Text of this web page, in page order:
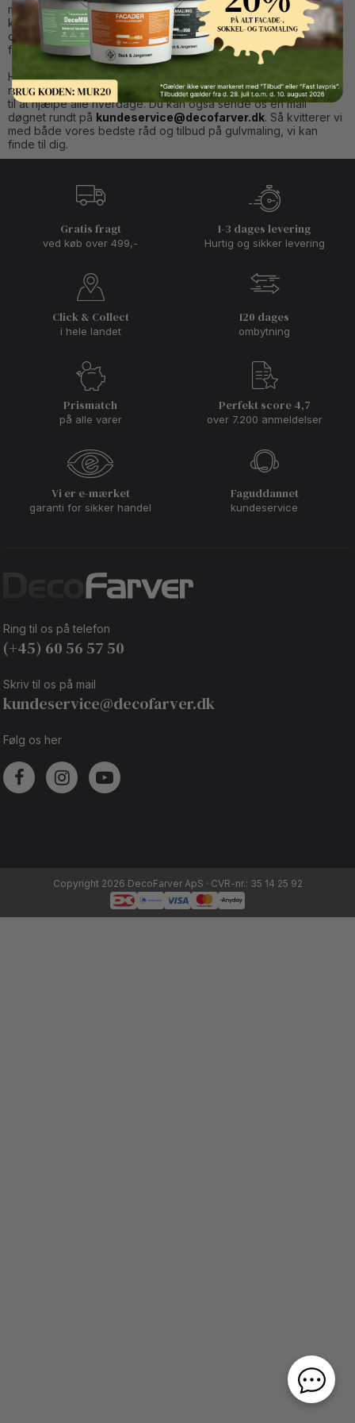
mærker på markedet og du behøver således ikke gå på
kompromis med kvaliteten. Derudover er vi eksperter i maling
og kan derfor fortælle dig en masse om de fordele, de
forskellige tilbud på gulvmaling byder på.
Har du brug for hjælp, kan du enten skrive til os på chatten
nederst til højre eller ringe på telefon 6056 5750. Vi sidder klar
til at hjælpe alle hverdage. Du kan også sende os en mail
døgnet rundt på kundeservice@decofarver.dk. Så kvitterer vi
med både vores bedste råd og tilbud på gulvmaling, vi kan
finde til dig.
Gratis fragt
ved køb over 499,-
1-3 dages levering
Hurtig og sikker levering
Click & Collect
i hele landet
120 dages
ombytning
Prismatch
på alle varer
Perfekt score 4,7
over 7.200 anmeldelser
Vi er e-mærket
garanti for sikker handel
Faguddannet
kundeservice
Ring til os på telefon
(+45) 60 56 57 50
Skriv til os på mail
kundeservice@decofarver.dk
Følg os her
Copyright 2026 DecoFarver ApS · CVR-nr.: 35 14 25 92